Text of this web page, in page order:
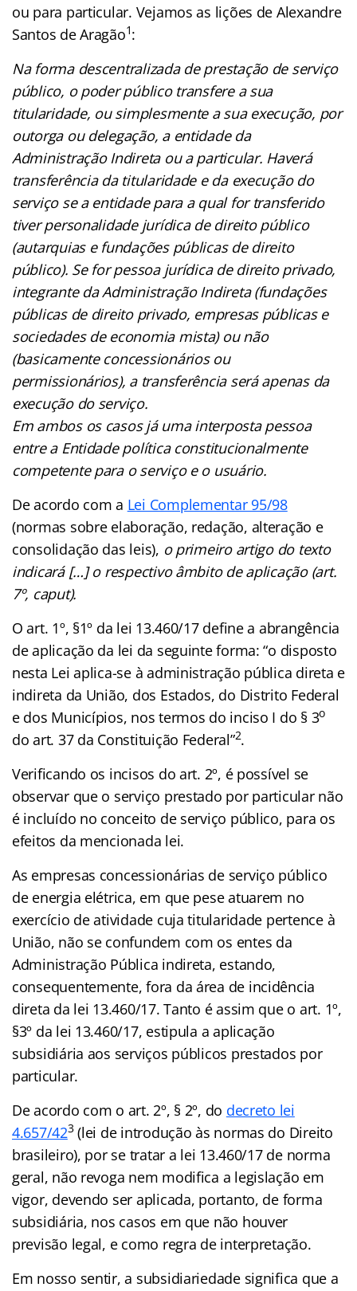
ou para particular. Vejamos as lições de Alexandre
Santos de Aragão1:
Na forma descentralizada de prestação de serviço
público, o poder público transfere a sua
titularidade, ou simplesmente a sua execução, por
outorga ou delegação, a entidade da
Administração Indireta ou a particular. Haverá
transferência da titularidade e da execução do
serviço se a entidade para a qual for transferido
tiver personalidade jurídica de direito público
(autarquias e fundações públicas de direito
público). Se for pessoa jurídica de direito privado,
integrante da Administração Indireta (fundações
públicas de direito privado, empresas públicas e
sociedades de economia mista) ou não
(basicamente concessionários ou
permissionários), a transferência será apenas da
execução do serviço.
Em ambos os casos já uma interposta pessoa
entre a Entidade política constitucionalmente
competente para o serviço e o usuário.
De acordo com a Lei Complementar 95/98
(normas sobre elaboração, redação, alteração e
consolidação das leis), o primeiro artigo do texto
indicará […] o respectivo âmbito de aplicação (art.
7º, caput).
O art. 1º, §1º da lei 13.460/17 define a abrangência
de aplicação da lei da seguinte forma: “o disposto
nesta Lei aplica-se à administração pública direta e
indireta da União, dos Estados, do Distrito Federal
e dos Municípios, nos termos do inciso I do § 3o
do art. 37 da Constituição Federal”2.
Verificando os incisos do art. 2º, é possível se
observar que o serviço prestado por particular não
é incluído no conceito de serviço público, para os
efeitos da mencionada lei.
As empresas concessionárias de serviço público
de energia elétrica, em que pese atuarem no
exercício de atividade cuja titularidade pertence à
União, não se confundem com os entes da
Administração Pública indireta, estando,
consequentemente, fora da área de incidência
direta da lei 13.460/17. Tanto é assim que o art. 1º,
§3º da lei 13.460/17, estipula a aplicação
subsidiária aos serviços públicos prestados por
particular.
De acordo com o art. 2º, § 2º, do decreto lei
4.657/423(lei de introdução às normas do Direito
brasileiro), por se tratar a lei 13.460/17 de norma
geral, não revoga nem modifica a legislação em
vigor, devendo ser aplicada, portanto, de forma
subsidiária, nos casos em que não houver
previsão legal, e como regra de interpretação.
Em nosso sentir, a subsidiariedade significa que a